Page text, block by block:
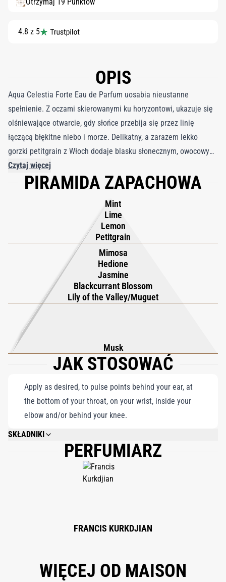
4.8 z 5
OPIS
Aqua Celestia Forte Eau de Parfum uosabia nieustanne
spełnienie. Z oczami skierowanymi ku horyzontowi, ukazuje się
olśniewające otwarcie, gdy słońce przebija się przez linię
łączącą błękitne niebo i morze. Delikatny, a zarazem lekko
gorzki petitgrain z Włoch dodaje blasku słonecznym, owocowym
nutom Aqua Celestia, które wyrażają się poprzez esencję
limonki z Meksyku oraz orzeźwiającą miętę Mitcham. Aqua
świeżego i cytrusowego zapachu.
Czytaj więcej
PIRAMIDA ZAPACHOWA
Mint
Lime
Lemon
Petitgrain
Mimosa
Hedione
Jasmine
Blackcurrant Blossom
Lily of the Valley/Muguet
Musk
JAK STOSOWAĆ
Apply as desired, to pulse points behind your ear, at
the bottom of your throat, on your wrist, inside your
elbow and/or behind your knee.
SKŁADNIKI
ALCOHOL; PARFUM (FRAGRANCE); AQUA (WATER); ALPHA-ISOMETHYL
IONONE; BENZYL SALICYLATE; LIMONENE; CITRAL; GERANIOL; LINALOOL;
CITRONELLOL; ETHYLHEXYL METHOXYCINNAMATE; AMYL CINNAMAL;
BHT; DIETHYLAMINO HYDROXYBENZOYL HEXYL BENZOATE; BENZYL
PERFUMIARZ
FRANCIS KURKDJIAN
WIĘCEJ OD MAISON